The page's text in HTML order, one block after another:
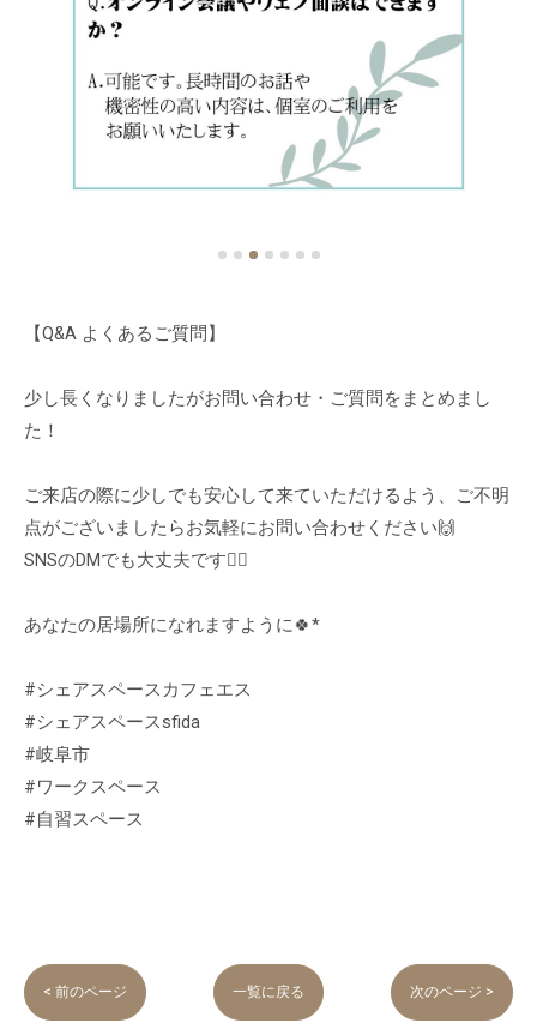
【Q&A よくあるご質問】
少し長くなりましたがお問い合わせ・ご質問をまとめまし
た！
ご来店の際に少しでも安心して来ていただけるよう、ご不明
点がございましたらお気軽にお問い合わせください🙌
SNSのDMでも大丈夫です🙆‍♀️
あなたの居場所になれますように🍀* ゚
#シェアスペースカフェエス
#シェアスペースsfida
#岐阜市
#ワークスペース
#自習スペース
< 前のページ 一覧に戻る 次のページ >